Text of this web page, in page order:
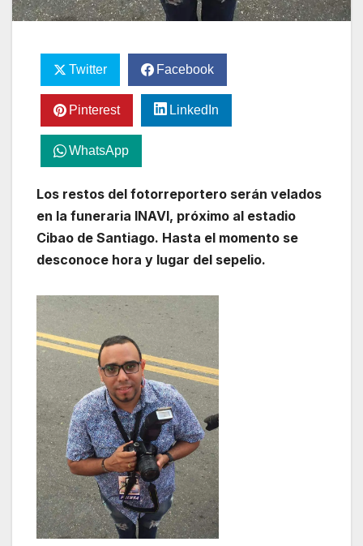
Twitter Facebook
Pinterest LinkedIn
WhatsApp
Los restos del fotorreportero serán velados
en la funeraria INAVI, próximo al estadio
Cibao de Santiago. Hasta el momento se
desconoce hora y lugar del sepelio.